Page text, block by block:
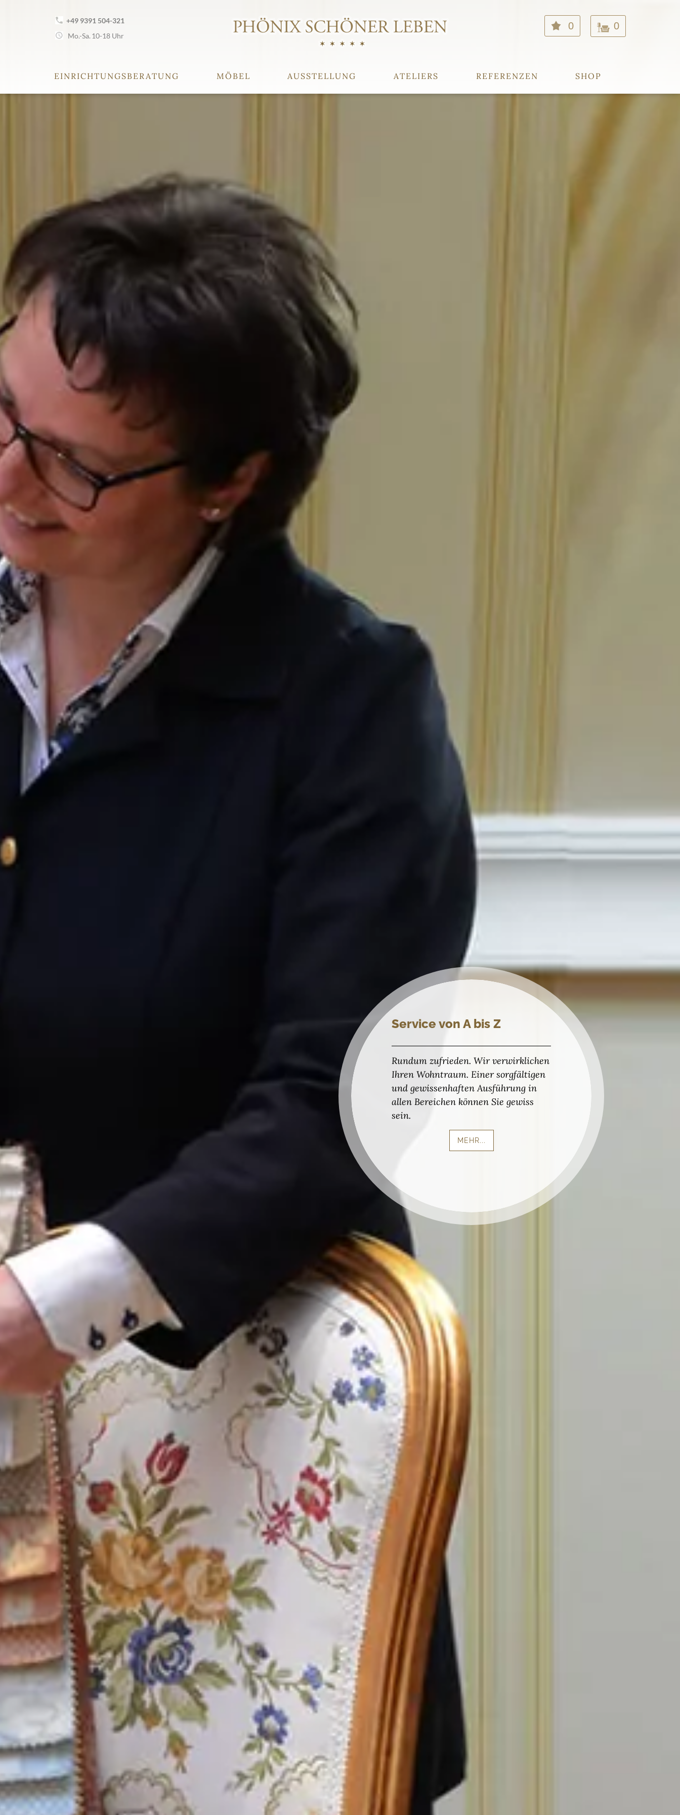
+49 9391 504-321
Mo.-Sa. 10-18 Uhr
0
0
EINRICHTUNGSBERATUNG MÖBEL AUSSTELLUNG ATELIERS REFERENZEN SHOP
Service von A bis Z
Rundum zufrieden. Wir verwirklichen
Ihren Wohntraum. Einer sorgfältigen
und gewissenhaften Ausführung in
allen Bereichen können Sie gewiss
sein.
MEHR...